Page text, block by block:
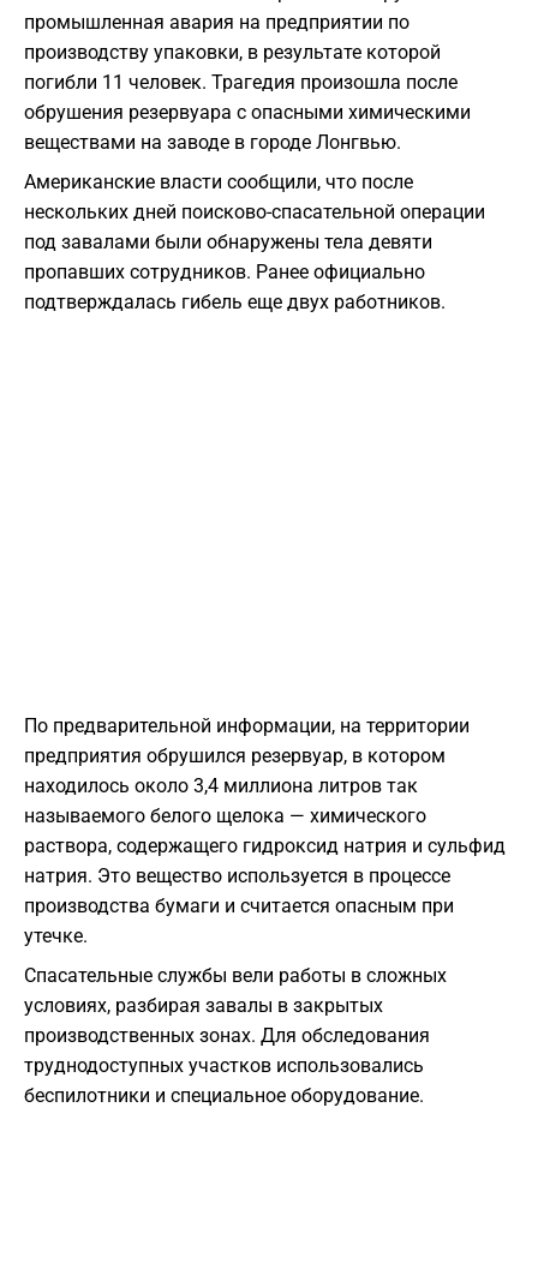
промышленная авария на предприятии по
производству упаковки, в результате которой
погибли 11 человек. Трагедия произошла после
обрушения резервуара с опасными химическими
веществами на заводе в городе Лонгвью.
Американские власти сообщили, что после
нескольких дней поисково-спасательной операции
под завалами были обнаружены тела девяти
пропавших сотрудников. Ранее официально
подтверждалась гибель еще двух работников.
По предварительной информации, на территории
предприятия обрушился резервуар, в котором
находилось около 3,4 миллиона литров так
называемого белого щелока — химического
раствора, содержащего гидроксид натрия и сульфид
натрия. Это вещество используется в процессе
производства бумаги и считается опасным при
утечке.
Спасательные службы вели работы в сложных
условиях, разбирая завалы в закрытых
производственных зонах. Для обследования
труднодоступных участков использовались
беспилотники и специальное оборудование.